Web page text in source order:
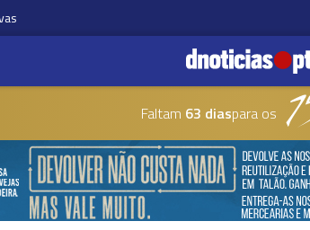
Faltam 63 diaspara os